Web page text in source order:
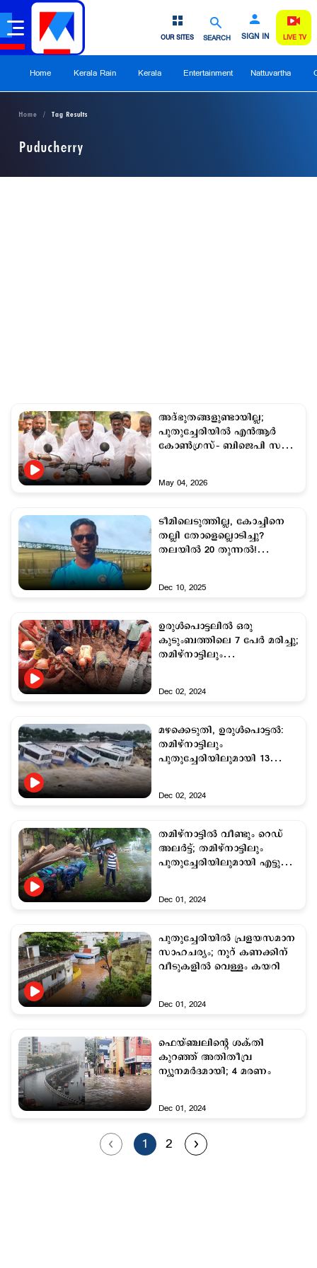
SEARCH SIGN IN
OUR SITES LIVE TV
Home Kerala Rain Kerala Entertainment Nattuvartha
Home Tag Results
Puducherry
അദ്ഭുതങ്ങളുണ്ടായില്ല;
പുതുച്ചേരിയില്‍ എന്‍ആര്‍
കോണ്‍ഗ്രസ്– ബിജെപി സഖ്യം
May 04, 2026
ടീമിലെടുത്തില്ല, കോച്ചിനെ
തല്ലി തോളെല്ലൊടിച്ചു?
തലയില്‍ 20 തുന്നല്‍!
Dec 10, 2025
ഉരുള്‍പൊട്ടലില്‍ ഒരു
കുടുംബത്തിലെ 7 പേര്‍ മരിച്ചു;
തമിഴ്‌നാട്ടിലും
Dec 02, 2024
മഴക്കെടുതി, ഉരുള്‍പൊട്ടല്‍:
തമിഴ്നാട്ടിലും
പുതുച്ചേരിയിലുമായി 13
Dec 02, 2024
തമിഴ്നാട്ടില്‍ വീണ്ടും റെഡ്
അലര്‍ട്ട്; തമിഴ്നാട്ടിലും
പുതുച്ചേരിയിലുമായി എട്ടു
Dec 01, 2024
പുതുച്ചേരിയില്‍ പ്രളയസമാന
സാഹചര്യം; നൂറ് കണക്കിന്
വീടുകളില്‍ വെള്ളം കയറി
Dec 01, 2024
ഫെയ്ഞ്ചലിന്റെ ശക്തി
കുറഞ്ഞ് അതിതീവ്ര
ന്യൂനമർദമായി; 4 മരണം
Dec 01, 2024
1 2